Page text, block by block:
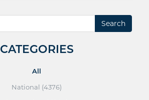
Search
CATEGORIES
All
National (4376)